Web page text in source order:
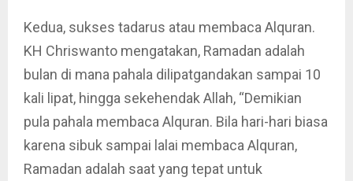
Kedua, sukses tadarus atau membaca Alquran.
KH Chriswanto mengatakan, Ramadan adalah
bulan di mana pahala dilipatgandakan sampai 10
kali lipat, hingga sekehendak Allah, “Demikian
pula pahala membaca Alquran. Bila hari-hari biasa
karena sibuk sampai lalai membaca Alquran,
Ramadan adalah saat yang tepat untuk